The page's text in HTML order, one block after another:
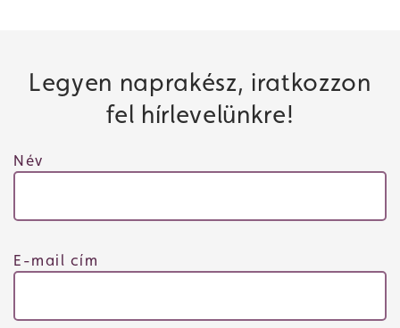
Legyen naprakész, iratkozzon
fel hírlevelünkre!
Név
E-mail cím